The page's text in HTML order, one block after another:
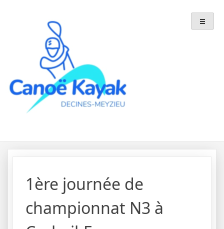
1ère journée de
championnat N3 à